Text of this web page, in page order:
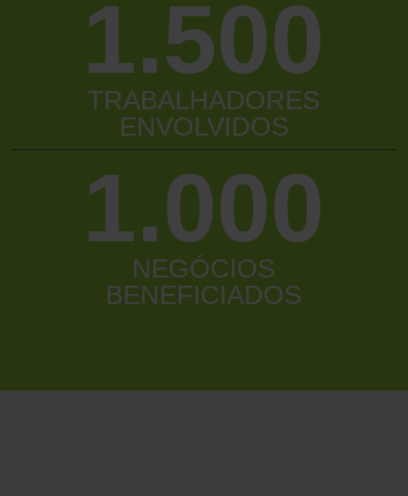
1.500
TRABALHADORES
ENVOLVIDOS
1.000
NEGÓCIOS
BENEFICIADOS